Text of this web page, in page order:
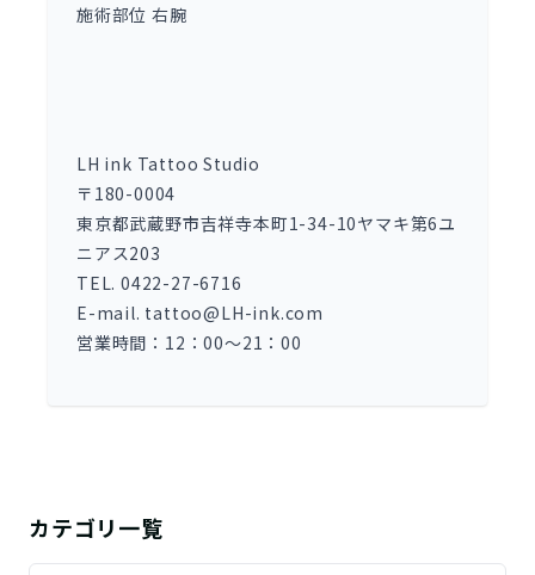
施術部位 右腕
LH ink Tattoo Studio
〒180-0004
東京都武蔵野市吉祥寺本町1-34-10ヤマキ第6ユ
ニアス203
TEL. 0422-27-6716
E-mail. tattoo@LH-ink.com
営業時間：12：00～21：00
カテゴリ一覧